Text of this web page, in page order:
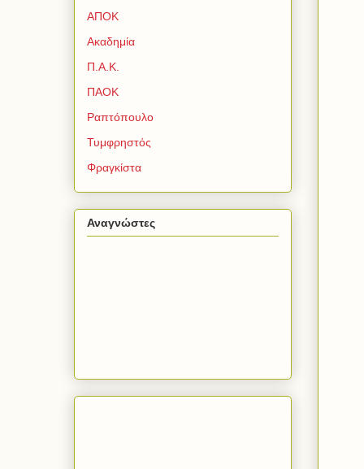
ΑΠΟΚ
Ακαδημία
Π.Α.Κ.
ΠΑΟΚ
Ραπτόπουλο
Τυμφρηστός
Φραγκίστα
Αναγνώστες